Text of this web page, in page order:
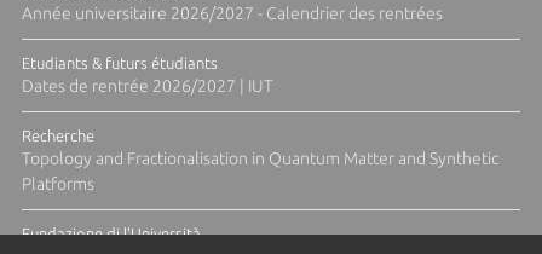
Année universitaire 2026/2027 - Calendrier des rentrées
Etudiants & futurs étudiants
Dates de rentrée 2026/2027 | IUT
Recherche
Topology and Fractionalisation in Quantum Matter and Synthetic
Platforms
Fundazione di l'Università